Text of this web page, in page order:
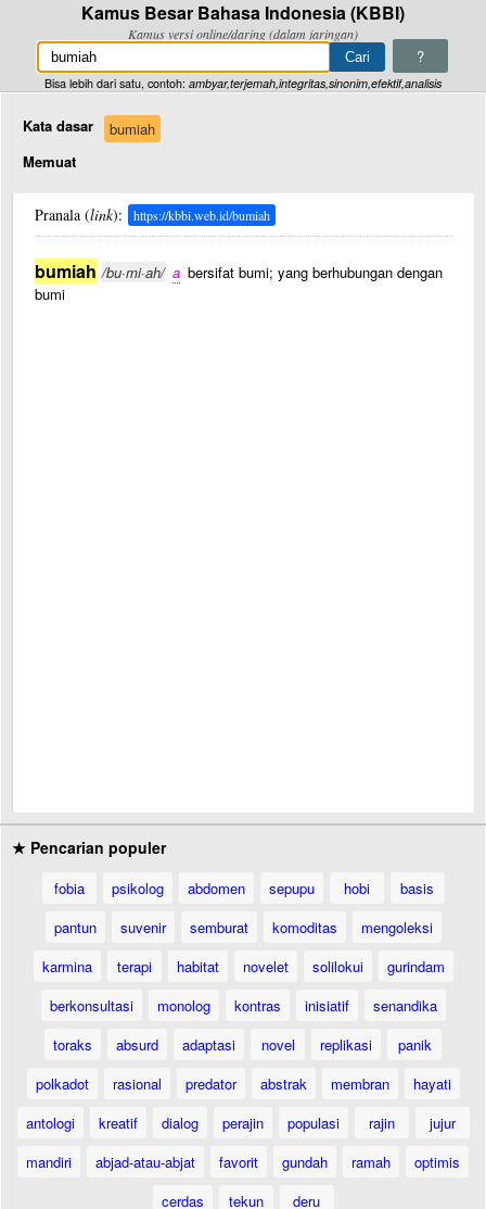
Kamus Besar Bahasa Indonesia (KBBI)
Kamus versi online/daring (dalam jaringan)
?
Bisa lebih dari satu, contoh: ambyar,terjemah,integritas,sinonim,efektif,analisis
Kata dasar
bumiah
Memuat
Pranala (link): https://kbbi.web.id/bumiah
bumiah /bu·mi·ah/ a bersifat bumi; yang berhubungan dengan
bumi
★ Pencarian populer
fobia psikolog abdomen sepupu hobi
basis
pantun
suvenir semburat komoditas
mengoleksi
karmina
terapi habitat novelet solilokui
gurindam
berkonsultasi
monolog kontras inisiatif
senandika
toraks
absurd adaptasi novel replikasi
panik
polkadot
rasional predator abstrak membran
hayati
antologi
kreatif dialog perajin populasi rajin
jujur
mandiri
abjad-atau-abjat favorit gundah ramah
optimis
cerdas
tekun deru